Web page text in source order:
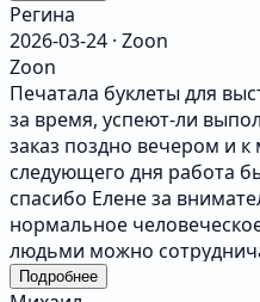
Регина
2026-03-24 · Zoon
Zoon
Печатала буклеты для
за время, успеют-ли
заказ поздно вечером и
следующего дня работа
спасибо Елене за
нормальное
людьми можно
Подробнее